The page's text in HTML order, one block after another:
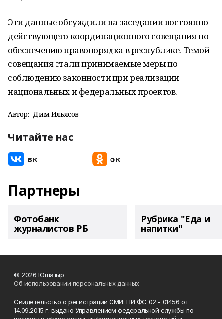
Эти данные обсуждили на заседании постоянно
действующего координационного совещания по
обеспечению правопорядка в республике. Темой
совещания стали принимаемые меры по
соблюдению законности при реализации
национальных и федеральных проектов.
Автор: Дим Ильясов
Читайте нас
Партнеры
Фотобанк
журналистов РБ
Рубрика "Еда и
напитки"
© 2026 Юшатыр
Об использовании персональных данных
Свидетельство о регистрации СМИ: ПИ ФС 02 - 01456 от
14.09.2015 г. выдано Управлением федеральной службы по